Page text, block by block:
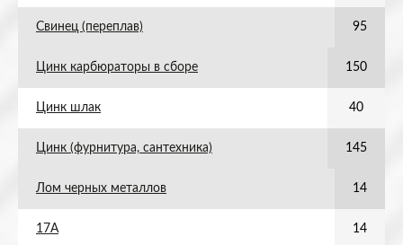
Свинец (переплав) 95
Цинк карбюраторы в сборе 150
Цинк шлак 40
Цинк (фурнитура, сантехника) 145
Лом черных металлов 14
17А 14